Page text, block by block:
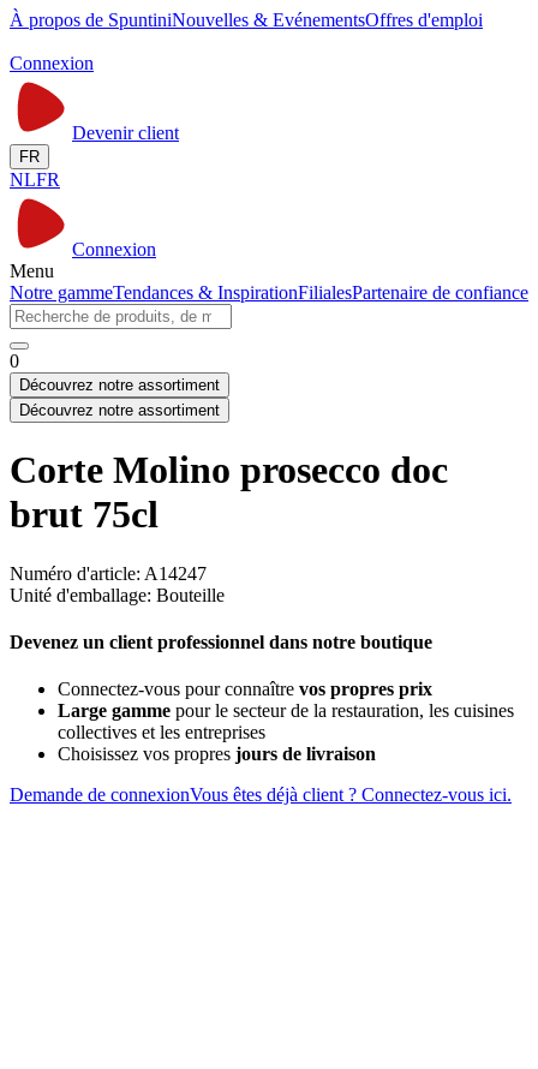
À propos de SpuntiniNouvelles & EvénementsOffres d'emploi
Connexion
Devenir client
FR
NLFR
Connexion
Menu
Notre gammeTendances & InspirationFilialesPartenaire de confiance
0
Découvrez notre assortiment
Découvrez notre assortiment
Corte Molino prosecco doc
brut 75cl
Numéro d'article: A14247
Unité d'emballage: Bouteille
Devenez un client professionnel dans notre boutique
Connectez-vous pour connaître vos propres prix
Large gamme pour le secteur de la restauration, les cuisines
collectives et les entreprises
Choisissez vos propres jours de livraison
Demande de connexionVous êtes déjà client ? Connectez-vous ici.